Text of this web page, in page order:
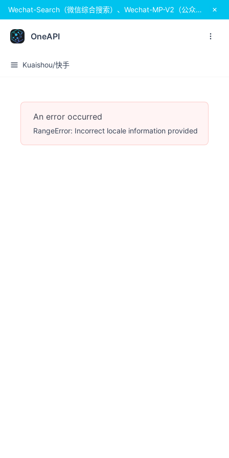
Wechat-Search（微信综合搜索）、Wechat-MP-V2（公众号）系列、Wechat-Channels-V2（视频号）系列 全新上线！更快、更稳定！
OneAPI
Kuaishou/快手
An error occurred
RangeError: Incorrect locale information provided